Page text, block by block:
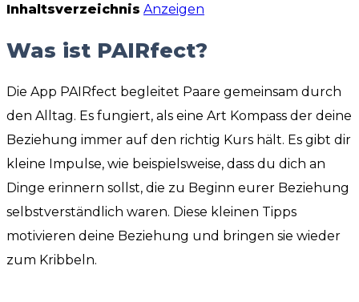
Inhaltsverzeichnis Anzeigen
Was ist PAIRfect?
Die App PAIRfect begleitet Paare gemeinsam durch
den Alltag. Es fungiert, als eine Art Kompass der deine
Beziehung immer auf den richtig Kurs hält. Es gibt dir
kleine Impulse, wie beispielsweise, dass du dich an
Dinge erinnern sollst, die zu Beginn eurer Beziehung
selbstverständlich waren. Diese kleinen Tipps
motivieren deine Beziehung und bringen sie wieder
zum Kribbeln.